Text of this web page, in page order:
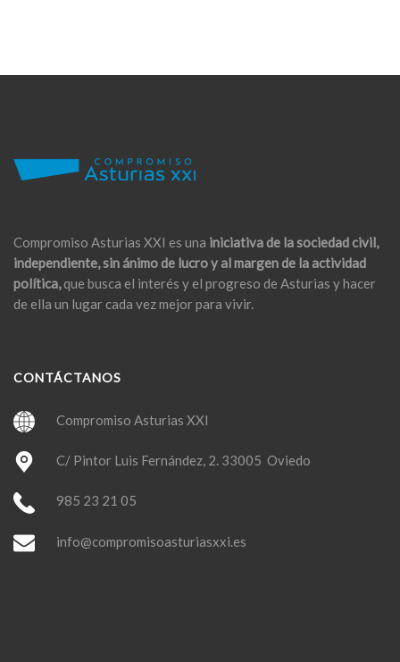
Compromiso Asturias XXI es una iniciativa de la sociedad civil,
independiente, sin ánimo de lucro y al margen de la actividad
política,que busca el interés y el progreso de Asturias y hacer
de ella un lugar cada vez mejor para vivir.
CONTÁCTANOS
Compromiso Asturias XXI
C/ Pintor Luis Fernández, 2. 33005 Oviedo
985 23 21 05
info@compromisoasturiasxxi.es